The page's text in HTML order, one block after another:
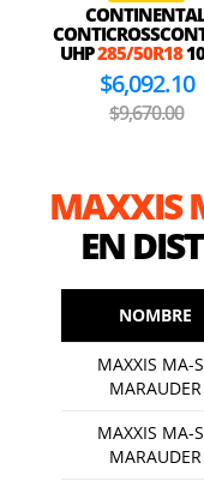
UHP285/50R18
$6,092.10
$9,670.00
MAXXIS
EN
NOMBRE
MAXXIS MA-
MARAUDER
MAXXIS MA-
MARAUDER